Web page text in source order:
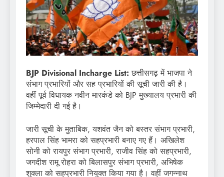
BJP Divisional Incharge List:छत्तीसगढ़ में भाजपा ने
संभाग प्रभारियों और सह प्रभारियों की सूची जारी की है।
वहीं पूर्व विधायक नवीन मारकंडे को BJP मुख्यालय प्रभारी की
जिम्मेदारी दी गई है।
जारी सूची के मुताबिक, यशवंत जैन को बस्तर संभाग प्रभारी,
हरपाल सिंह भामरा को सहप्रभारी बनाए गए हैं। अखिलेश
सोनी को रायपुर संभाग प्रभारी, राजीव सिंह को सहप्रभारी,
जगदीश रामू रोहरा को बिलासपुर संभाग प्रभारी, अभिषेक
शुक्ला को सहप्रभारी नियुक्त किया गया है। वहीं जगन्नाथ